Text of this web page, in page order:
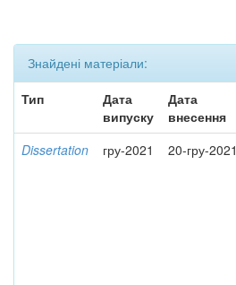
Знайдені матеріали:
Тип
Дата
випуску
Дата
внесення
Dissertation гру-2021 20-гру-2021